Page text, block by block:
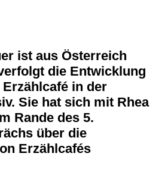
ist aus Österreich
die Entwicklung
in der
Sie hat sich mit Rhea
Rande des 5.
über die
Erzählcafés